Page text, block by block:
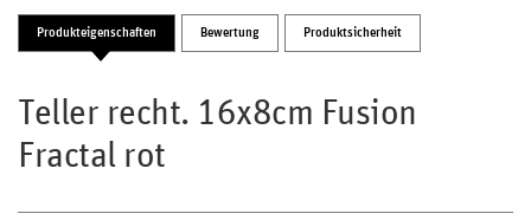
Produkteigenschaften Bewertung Produktsicherheit
Teller recht. 16x8cm Fusion
Fractal rot